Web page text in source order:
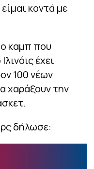
κοντά με
καμπ που
έχει
100 νέων
χαράξουν την
δήλωσε: